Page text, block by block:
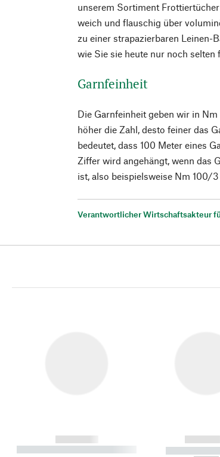
unserem Sortiment
weich und flauschig über
zu einer strapazierbaren Leinen-
wie Sie sie heute nur noch selten
Garnfeinheit
Die Garnfeinheit geben wir in
höher die Zahl, desto feiner das
bedeutet, dass 100 Meter eines
Ziffer wird angehängt, wenn das
ist, also beispielsweise Nm 100/
Verantwortlicher Wirtschaftsakteur
------------
----------- ----------- ----------
-----------